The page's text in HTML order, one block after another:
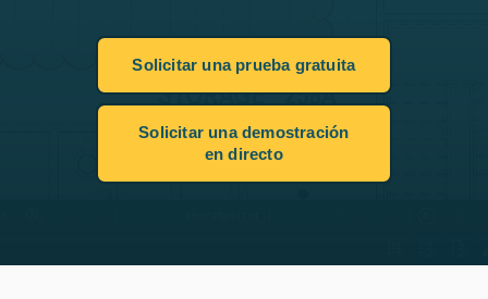
Solicitar una prueba gratuita
Solicitar una demostración
en directo